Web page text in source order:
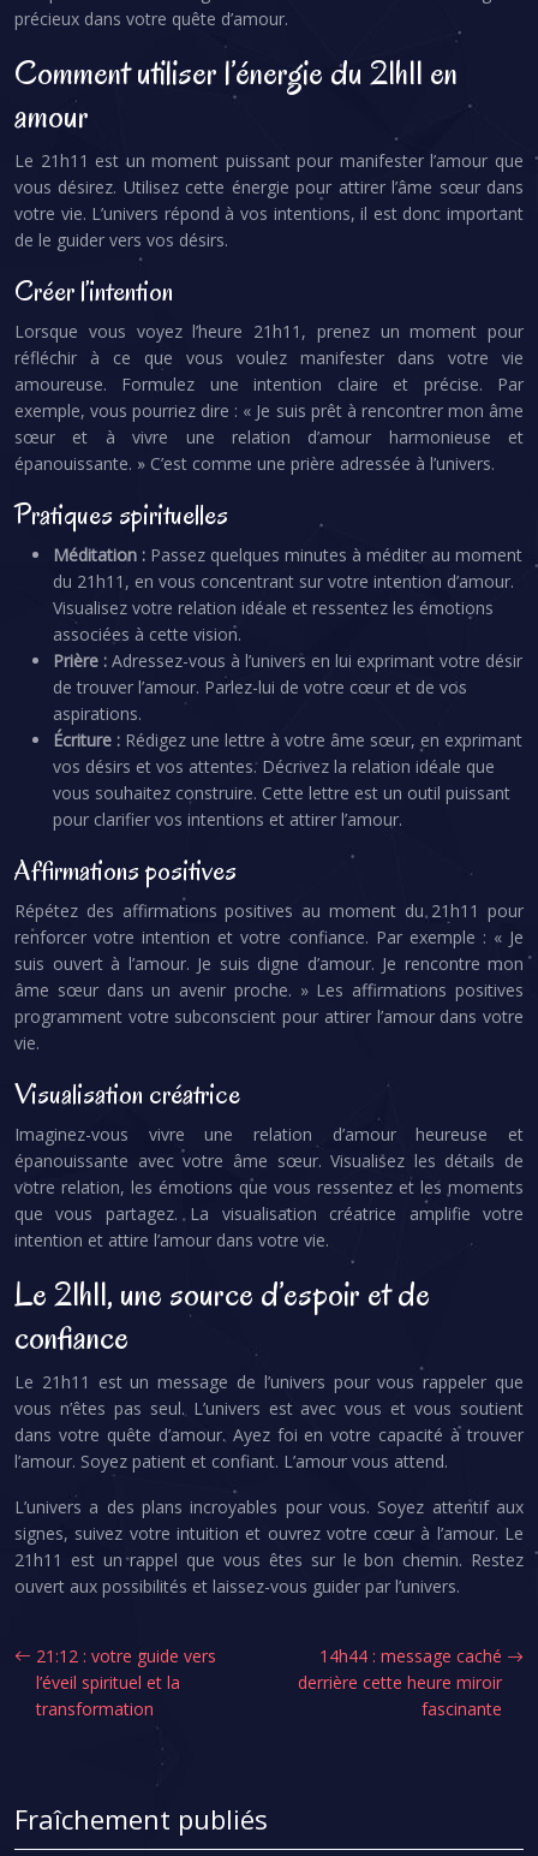
précieux dans votre quête d’amour.
Comment utiliser l’énergie du 21h11 en
amour
Le 21h11 est un moment puissant pour manifester l’amour que
vous désirez. Utilisez cette énergie pour attirer l’âme sœur dans
votre vie. L’univers répond à vos intentions, il est donc important
de le guider vers vos désirs.
Créer l’intention
Lorsque vous voyez l’heure 21h11, prenez un moment pour
réfléchir à ce que vous voulez manifester dans votre vie
amoureuse. Formulez une intention claire et précise. Par
exemple, vous pourriez dire : « Je suis prêt à rencontrer mon âme
sœur et à vivre une relation d’amour harmonieuse et
épanouissante. » C’est comme une prière adressée à l’univers.
Pratiques spirituelles
Méditation : Passez quelques minutes à méditer au moment
du 21h11, en vous concentrant sur votre intention d’amour.
Visualisez votre relation idéale et ressentez les émotions
associées à cette vision.
Prière : Adressez-vous à l’univers en lui exprimant votre désir
de trouver l’amour. Parlez-lui de votre cœur et de vos
aspirations.
Écriture : Rédigez une lettre à votre âme sœur, en exprimant
vos désirs et vos attentes. Décrivez la relation idéale que
vous souhaitez construire. Cette lettre est un outil puissant
pour clarifier vos intentions et attirer l’amour.
Affirmations positives
Répétez des affirmations positives au moment du 21h11 pour
renforcer votre intention et votre confiance. Par exemple : « Je
suis ouvert à l’amour. Je suis digne d’amour. Je rencontre mon
âme sœur dans un avenir proche. » Les affirmations positives
programment votre subconscient pour attirer l’amour dans votre
vie.
Visualisation créatrice
Imaginez-vous vivre une relation d’amour heureuse et
épanouissante avec votre âme sœur. Visualisez les détails de
votre relation, les émotions que vous ressentez et les moments
que vous partagez. La visualisation créatrice amplifie votre
intention et attire l’amour dans votre vie.
Le 21h11, une source d’espoir et de
confiance
Le 21h11 est un message de l’univers pour vous rappeler que
vous n’êtes pas seul. L’univers est avec vous et vous soutient
dans votre quête d’amour. Ayez foi en votre capacité à trouver
l’amour. Soyez patient et confiant. L’amour vous attend.
L’univers a des plans incroyables pour vous. Soyez attentif aux
signes, suivez votre intuition et ouvrez votre cœur à l’amour. Le
21h11 est un rappel que vous êtes sur le bon chemin. Restez
ouvert aux possibilités et laissez-vous guider par l’univers.
21:12 : votre guide vers
l’éveil spirituel et la
transformation
14h44 : message caché
derrière cette heure miroir
fascinante
Fraîchement publiés